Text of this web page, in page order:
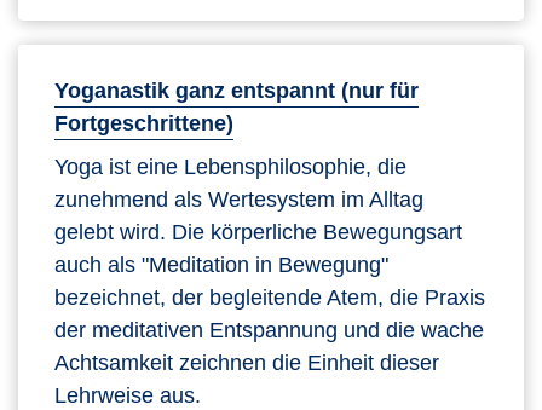
Yoganastik ganz entspannt (nur für
Fortgeschrittene)
Yoga ist eine Lebensphilosophie, die
zunehmend als Wertesystem im Alltag
gelebt wird. Die körperliche Bewegungsart
auch als "Meditation in Bewegung"
bezeichnet, der begleitende Atem, die Praxis
der meditativen Entspannung und die wache
Achtsamkeit zeichnen die Einheit dieser
Lehrweise aus.